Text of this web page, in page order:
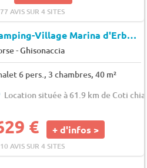
AVIS SUR 4 SITES
Camping-Village Marina d'Erba Rossa (4164)
-Ghisonaccia
6 pers., 3 chambres, 40 m²
Location située à 61.9 km de Coti
€ + d'infos >
AVIS SUR 4 SITES